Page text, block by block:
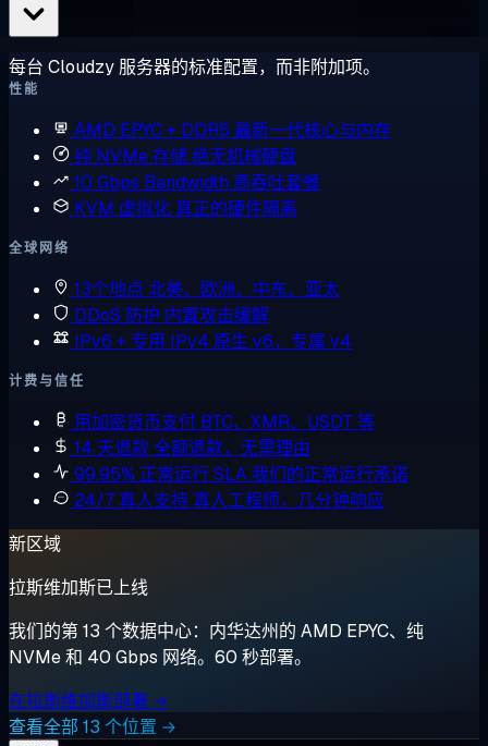
每台 Cloudzy 服务器的标准配置，而非附加项。
性能
AMD EPYC + DDR5 最新一代核心与内存
纯 NVMe 存储绝无机械硬盘
10 Gbps Bandwidth 高吞吐套餐
KVM 虚拟化 真正的硬件隔离
全球网络
13个地点 北美、欧洲、中东、亚太
DDoS 防护 内置攻击缓解
IPv6 + 专用 IPv4 原生 v6，专属 v4
计费与信任
用加密货币支付 BTC、XMR、USDT 等
14 天退款全额退款，无需理由
99.95% 正常运行 SLA我们的正常运行承诺
24/7 真人支持 真人工程师，几分钟响应
新区域
拉斯维加斯已上线
我们的第 13 个数据中心：内华达州的 AMD EPYC、纯
NVMe 和 40 Gbps 网络。60 秒部署。
在拉斯维加斯部署 →
查看全部 13 个位置 →